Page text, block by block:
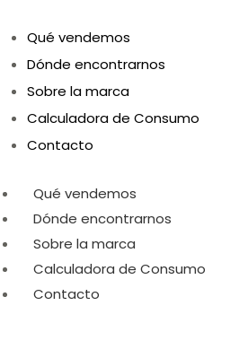
Qué vendemos
Dónde encontrarnos
Sobre la marca
Calculadora de Consumo
Contacto
Qué vendemos
Dónde encontrarnos
Sobre la marca
Calculadora de Consumo
Contacto